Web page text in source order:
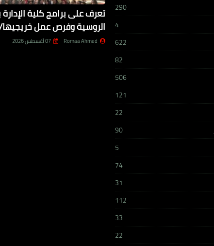
290
4
622
82
506
121
22
90
5
74
31
112
33
22
تعرف على برامج كلية
الروسية وفرص عمل
Romaa Ahmed 07 أغسطس 2026